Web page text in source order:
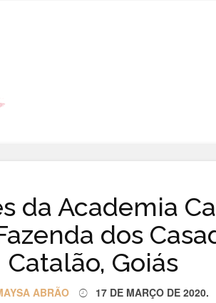
da Academia
dos
Catalão, Goiás
ABRÃO 17 DE MARÇO DE 2020.